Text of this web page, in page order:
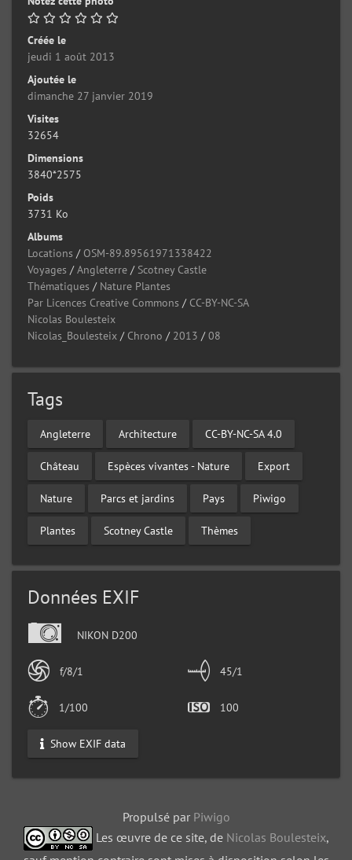
Créée le
jeudi 1 août 2013
Ajoutée le
dimanche 27 janvier 2019
Visites
32654
Dimensions
3840*2575
Poids
3731 Ko
Albums
Locations / OSM-89.89561971338422
Voyages /Angleterre / Scotney Castle
Thématiques / Nature Plantes
Par Licences Creative Commons / CC-BY-NC-SA
Nicolas Boulesteix
Nicolas_Boulesteix / Chrono / 2013 /08
Tags
Angleterre Architecture CC-BY-NC-SA 4.0
Château Espèces vivantes - Nature Export
Nature Parcs et jardins Pays Piwigo
Plantes Scotney Castle Thèmes
Données EXIF
NIKON D200
f/8/1 45/1
1/100 100
Show EXIF data
Propulsé par Piwigo
Les œuvre de ce site, de Nicolas Boulesteix,